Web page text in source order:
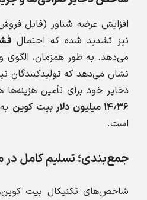
افزایش عرضه شناور (قابل
نیز تشدید شده که احتمال
می‌دهد. به طور همزمان، الگوی
نشان می‌دهد که تولیدکنندگان
ذخایر خود برای تأمین
۱۴٫۳۶ میلیون دلار بیت‌ کوین
است.
جمع‌بندی؛ تسلیم کامل در
شاخص‌های تکنیکال بیت کوین،